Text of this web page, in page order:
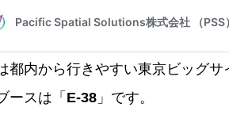
都内から行きやすい東京ビッグ
ースは「 E-38 」です。